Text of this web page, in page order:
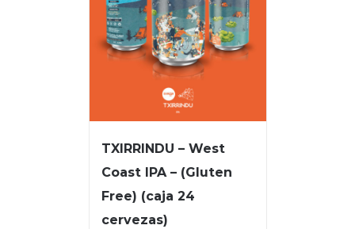
TXIRRINDU – West
Coast IPA – (Gluten
Free) (caja 24
cervezas)